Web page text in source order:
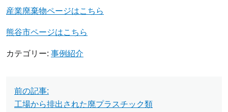
産業廃棄物ページはこちら
熊谷市ページはこちら
カテゴリー: 事例紹介
投
稿
前の記事:
工場から排出された廃プラスチック類